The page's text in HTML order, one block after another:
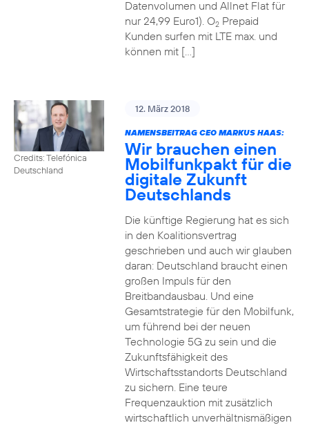
Datenvolumen und Allnet Flat für
nur 24,99 Euro1). O2Prepaid
Kunden surfen mit LTE max. und
können mit […]
Credits: Telefónica
Deutschland
12. März 2018
NAMENSBEITRAG CEO MARKUS HAAS:
Wir brauchen einen
Mobilfunkpakt für die
digitale Zukunft
Deutschlands
Die künftige Regierung hat es sich
in den Koalitionsvertrag
geschrieben und auch wir glauben
daran: Deutschland braucht einen
großen Impuls für den
Breitbandausbau. Und eine
Gesamtstrategie für den Mobilfunk,
um führend bei der neuen
Technologie 5G zu sein und die
Zukunftsfähigkeit des
Wirtschaftsstandorts Deutschland
zu sichern. Eine teure
Frequenzauktion mit zusätzlich
wirtschaftlich unverhältnismäßigen